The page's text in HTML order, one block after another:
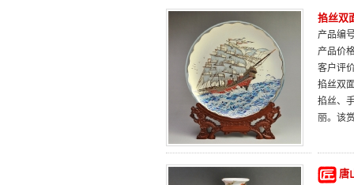
掐丝双
产品编
产品价
客户评
掐丝双
掐丝、
丽。该
唐